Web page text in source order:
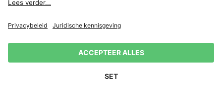
Privacy Verkoopvoorwaarden Herroepingsrecht Impressum
Nieuwsbrief
15% korting op je volgende
Aanmelden